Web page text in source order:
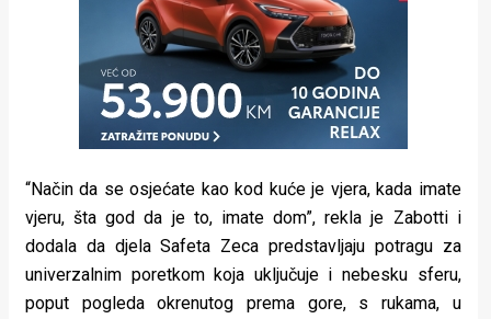
“Način da se osjećate kao kod kuće je vjera, kada imate
vjeru, šta god da je to, imate dom”, rekla je Zabotti i
dodala da djela Safeta Zeca predstavljaju potragu za
univerzalnim poretkom koja uključuje i nebesku sferu,
poput pogleda okrenutog prema gore, s rukama, u